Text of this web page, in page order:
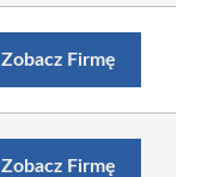
Zobacz Firmę
Zobacz Firmę